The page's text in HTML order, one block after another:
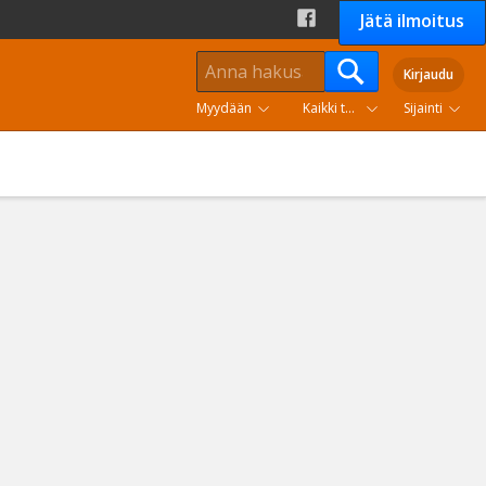
Jätä ilmoitus
Kirjaudu
Myydään
Kaikki tuoteryhmät Sijainti